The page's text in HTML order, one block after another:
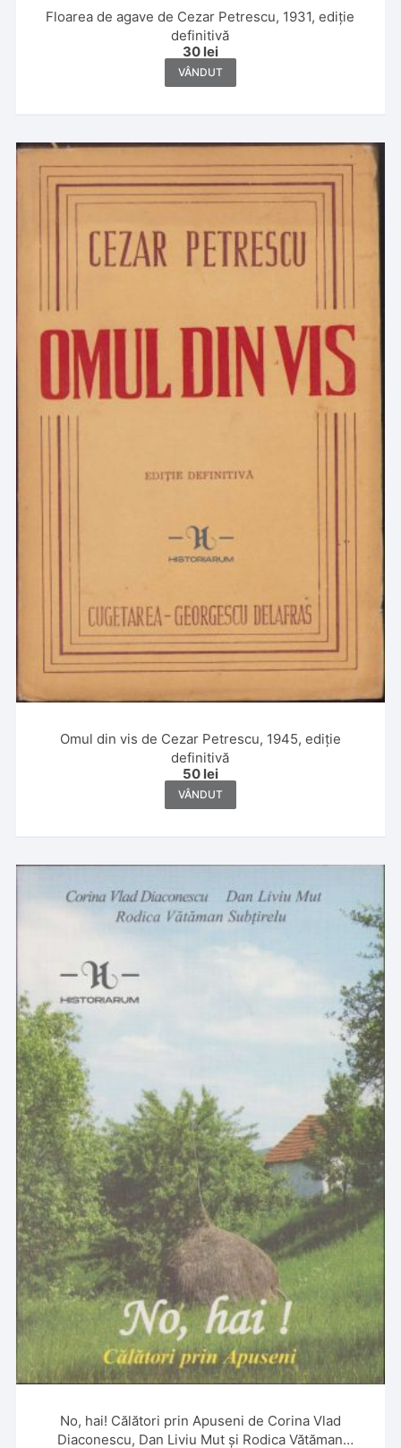
Floarea de agave de Cezar Petrescu, 1931, ediție
definitivă
30 lei
VÂNDUT
Omul din vis de Cezar Petrescu, 1945, ediție
definitivă
50 lei
VÂNDUT
No, hai! Călători prin Apuseni de Corina Vlad
Diaconescu, Dan Liviu Mut și Rodica Vătăman